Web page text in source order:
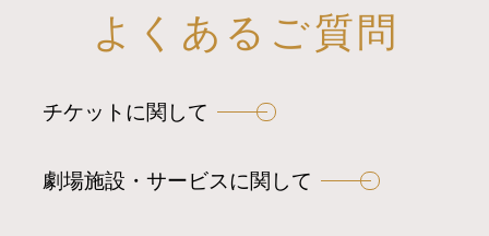
よくあるご質問
チケットに関して
劇場施設・サービスに関して